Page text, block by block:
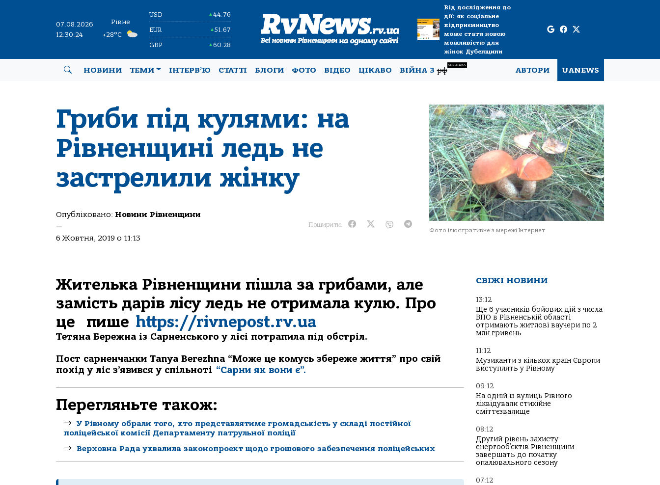
07.08.2026
12:30:24
Рівне
+28°C
USD ▲44.76
EUR ▲51.67
GBP ▲60.28
Від дослідження до
дії: як соціальне
підприємництво
може стати новою
можливістю для
жінок Дубенщини
НОВИНИ ТЕМИ ІНТЕРВ’Ю СТАТТІ БЛОГИ ФОТО ВІДЕО ЦІКАВО ВІЙНА Зрф
СПЕЦТЕМА
АВТОРИ UANEWS
Гриби під кулями: на
Рівненщині ледь не
застрелили жінку
Опубліковано: Новини Рівненщини
—
6 Жовтня, 2019 о 11:13
Поширити:
Фото ілюстративне з мережі Інтернет
Жителька Рівненщини пішла за грибами, але
замість дарів лісу ледь не отримала кулю. Про
це пише https://rivnepost.rv.ua
Тетяна Бережна із Сарненського у лісі потрапила під обстріл.
Пост сарненчанки Tanya Berezhna “Може це комусь збереже життя” про свій
похід у ліс з’явився у спільноті “Сарни як вони є”.
Перегляньте також:
У Рівному обрали того, хто представлятиме громадськість у складі постійної
поліцейської комісії Департаменту патрульної поліції
Верховна Рада ухвалила законопроект щодо грошового забезпечення поліцейських
СВІЖІ НОВИНИ
13:12
Ще 6 учасників бойових дій з числа
ВПО в Рівненській області
отримають житлові ваучери по 2
млн гривень
11:12
Музиканти з кількох країн Європи
виступлять у Рівному
09:12
На одній із вулиць Рівного
ліквідували стихійне
сміттєзвалище
08:12
Другий рівень захисту
енергооб’єктів Рівненщини
завершать до початку
опалювального сезону
07:12